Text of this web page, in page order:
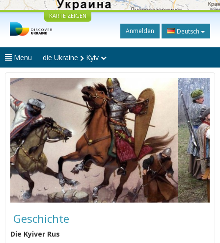
KARTE ZEIGEN
Anmelden Deutsch
Menu die Ukraine Kyiv
Geschichte
Die Kyiver Rus